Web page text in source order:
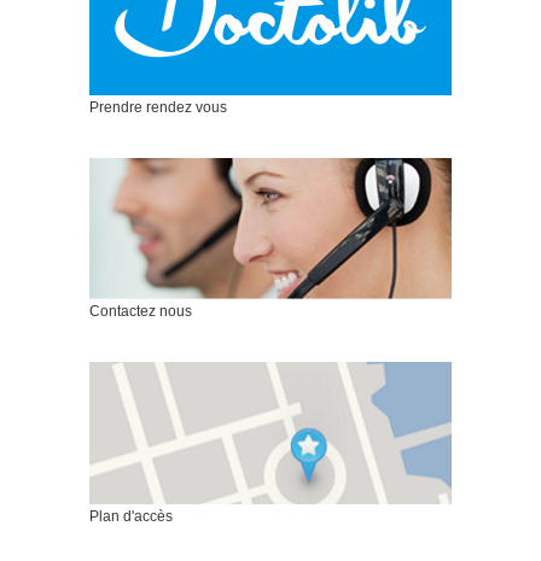
Prendre rendez vous
Contactez nous
Plan d'accès